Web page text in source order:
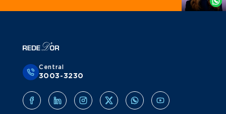
Central
3003-3230